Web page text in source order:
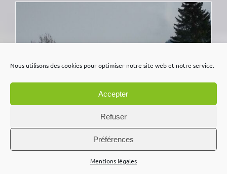
Nous utilisons des cookies pour optimiser notre site web et notre service.
Accepter
Refuser
Préférences
Mentions légales